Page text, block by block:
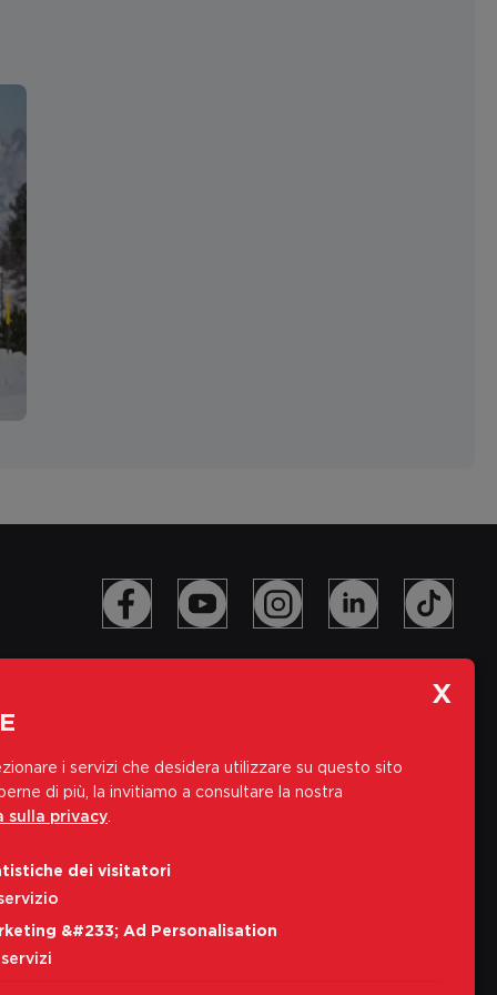
Indirizzo e-mail
i servizi che desidera utilizzare su questo sito
di più, la invitiamo a consultare la nostra
sulla privacy
dei visitatori
&#233; Ad Personalisation
servizi